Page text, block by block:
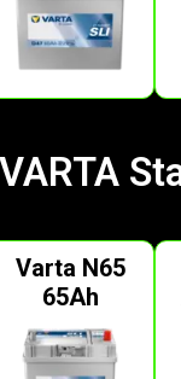
Varta N65
65Ah